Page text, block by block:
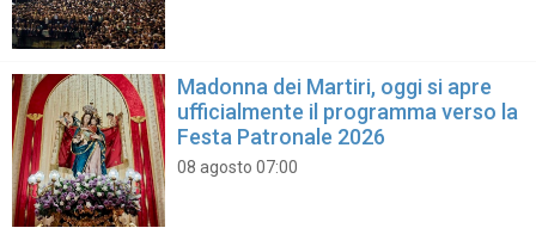
Madonna dei Martiri, oggi si apre
ufficialmente il programma verso la
Festa Patronale 2026
08 agosto 07:00